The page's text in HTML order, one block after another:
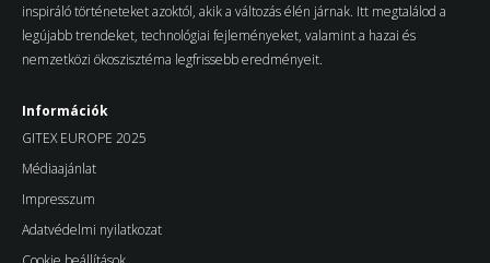
inspiráló történeteket azoktól, akik a változás élén járnak. Itt megtalálod a
legújabb trendeket, technológiai fejleményeket, valamint a hazai és
nemzetközi ökoszisztéma legfrissebb eredményeit.
Információk
GITEX EUROPE 2025
Médiaajánlat
Impresszum
Adatvédelmi nyilatkozat